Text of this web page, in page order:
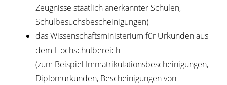
Zeugnisse staatlich anerkannter Schulen,
Schulbesuchsbescheinigungen)
das Wissenschaftsministerium für Urkunden aus
dem Hochschulbereich
(zum Beispiel Immatrikulationsbescheinigungen,
Diplomurkunden, Bescheinigungen von